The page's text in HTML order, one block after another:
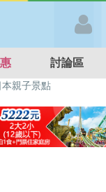
討論區
廳
溫泉泡湯SPA